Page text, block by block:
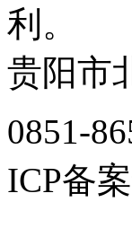
利。
贵阳市
0851-
ICP备